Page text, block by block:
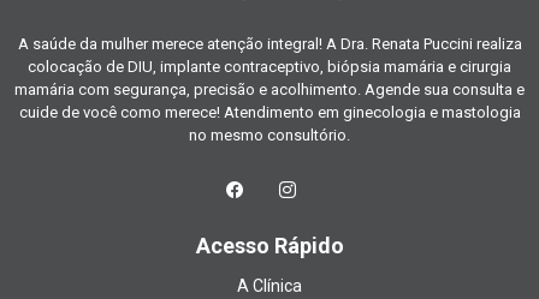
A saúde da mulher merece atenção integral! A Dra. Renata Puccini realiza
colocação de DIU, implante contraceptivo, biópsia mamária e cirurgia
mamária com segurança, precisão e acolhimento. Agende sua consulta e
cuide de você como merece! Atendimento em ginecologia e mastologia
no mesmo consultório.
Acesso Rápido
A Clínica